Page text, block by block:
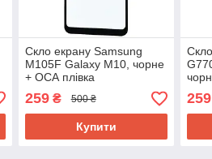
Скло екрану Samsung
M105F Galaxy M10, чорне
+ ОСА плівка
259₴ 500 ₴
Купити
259